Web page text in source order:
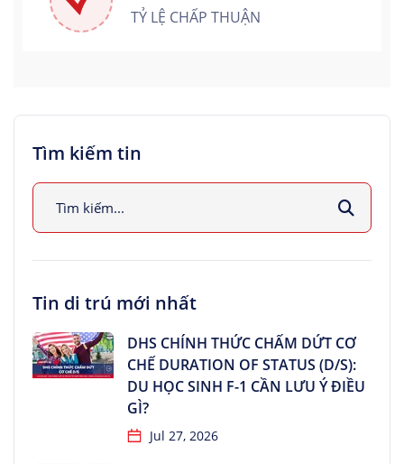
TỶ LỆ CHẤP THUẬN
Tìm kiếm tin
Tin di trú mới nhất
DHS CHÍNH THỨC CHẤM DỨT CƠ
CHẾ DURATION OF STATUS (D/S):
DU HỌC SINH F-1 CẦN LƯU Ý ĐIỀU
GÌ?
Jul 27, 2026